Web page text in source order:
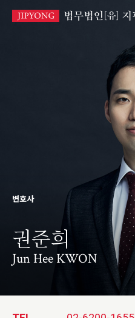
변호사
권준희
Jun Hee KWON